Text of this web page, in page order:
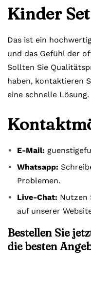
Kinder
Das ist ein
und das Gefühl der
Sollten Sie
haben, kontaktieren
eine schnelle Lösung.
E-Mail:
Whatsapp:
Problemen.
Live-Chat: Nutzen
auf unserer
Bestellen Sie
die besten